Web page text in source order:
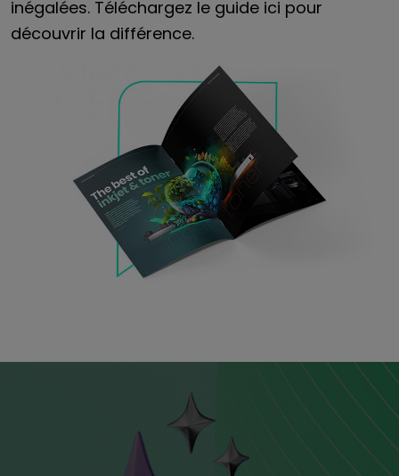
inégalées. Téléchargez le guide ici pour
découvrir la différence.